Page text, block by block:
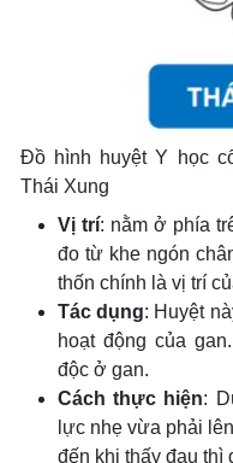
Đồ hình huyệt Y học
Thái Xung
Vị trí: nằm ở phía
đo từ khe ngón
thốn chính là vị trí
Tác dụng: Huyệt
hoạt động của
độc ở gan.
Cách thực hiện:
lực nhẹ vừa phải
đến khi thấy đau thì